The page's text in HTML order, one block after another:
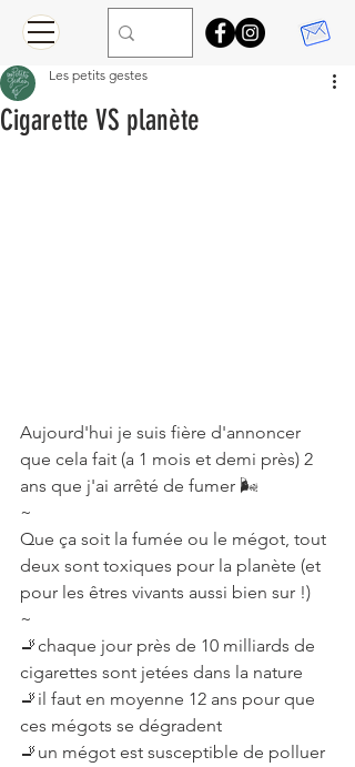
Cigarette VS planète
Les petits gestes
Aujourd'hui je suis fière d'annoncer
que cela fait (a 1 mois et demi près) 2
ans que j'ai arrêté de fumer 🌬⠀
~⠀
Que ça soit la fumée ou le mégot, tout
deux sont toxiques pour la planète (et
pour les êtres vivants aussi bien sur !)⠀
~⠀
🚬chaque jour près de 10 milliards de
cigarettes sont jetées dans la nature⠀
🚬il faut en moyenne 12 ans pour que
ces mégots se dégradent⠀
🚬un mégot est susceptible de polluer